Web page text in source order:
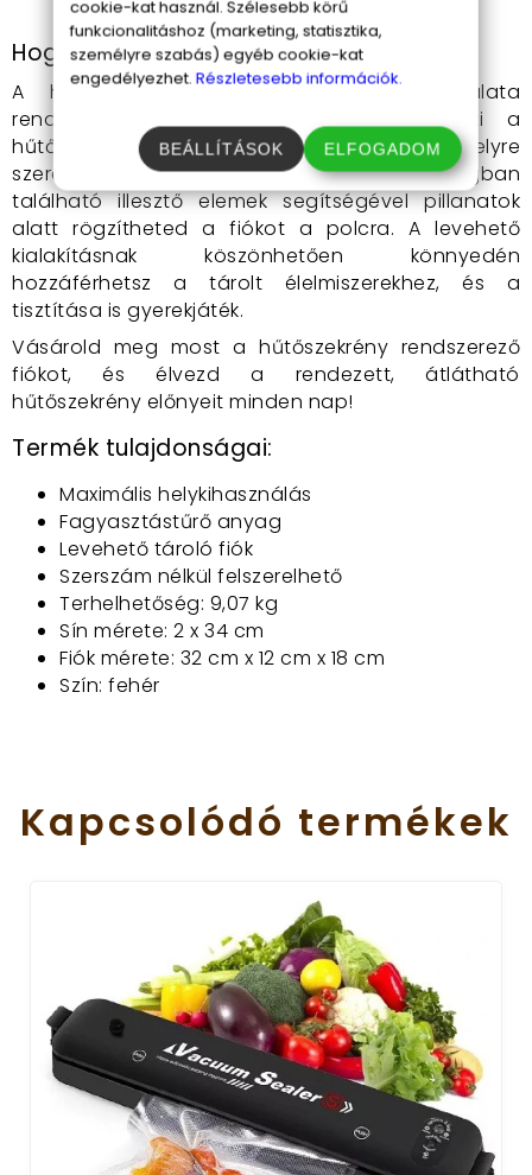
illeszkedik.
Hogyan használd?
A hűtőszekrény rendszerező fiók használata
rendkívül egyszerű. Először is, válaszd ki a
hűtőszekrényedben azt a polcot, amelyre
szeretnéd rögzíteni a fiókot. A csomagban
található illesztő elemek segítségével pillanatok
alatt rögzítheted a fiókot a polcra. A levehető
kialakításnak köszönhetően könnyedén
hozzáférhetsz a tárolt élelmiszerekhez, és a
tisztítása is gyerekjáték.
Vásárold meg most a hűtőszekrény rendszerező
fiókot, és élvezd a rendezett, átlátható
hűtőszekrény előnyeit minden nap!
Termék tulajdonságai:
Maximális helykihasználás
Fagyasztástűrő anyag
Levehető tároló fiók
Szerszám nélkül felszerelhető
Terhelhetőség: 9,07 kg
Sín mérete: 2 x 34 cm
Fiók mérete: 32 cm x 12 cm x 18 cm
Szín: fehér
Kapcsolódó termékek
cookie-kat használ. Szélesebb körű
funkcionalitáshoz (marketing, statisztika,
személyre szabás) egyéb cookie-kat
engedélyezhet. Részletesebb információk.
BEÁLLÍTÁSOK ELFOGADOM